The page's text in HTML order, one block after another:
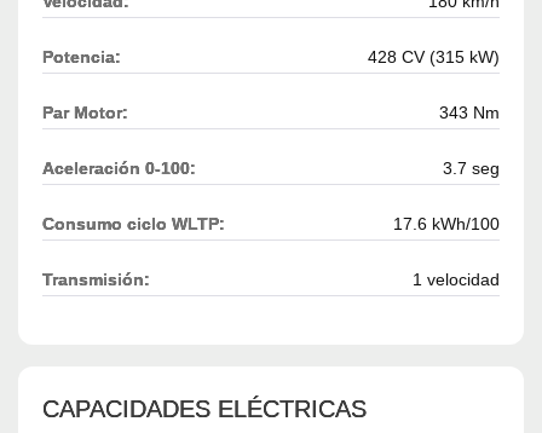
Potencia: 428 CV (315 kW)
Par Motor: 343 Nm
Aceleración 0-100: 3.7 seg
Consumo ciclo WLTP: 17.6 kWh/100
Transmisión: 1 velocidad
CAPACIDADES ELÉCTRICAS